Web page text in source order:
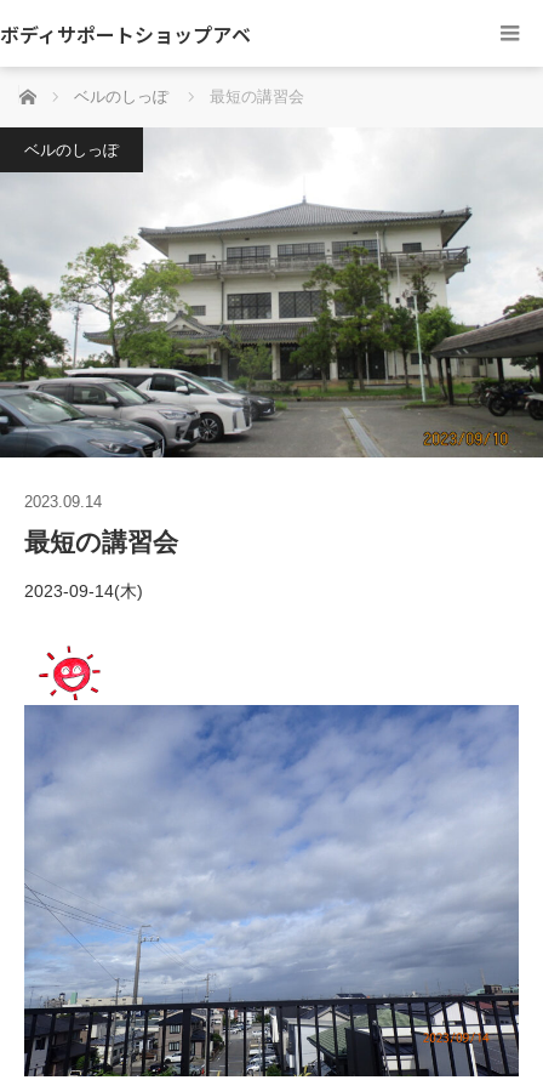
ボディサポートショップアベ
ホーム ベルのしっぽ 最短の講習会
ベルのしっぽ
2023.09.14
最短の講習会
2023-09-14(木)